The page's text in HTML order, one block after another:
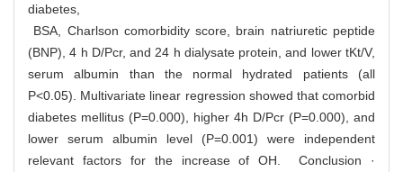
diabetes,
BSA, Charlson comorbidity score, brain natriuretic peptide
(BNP), 4 h D/Pcr, and 24 h dialysate protein, and lower tKt/V,
serum albumin than the normal hydrated patients (all
P<0.05). Multivariate linear regression showed that comorbid
diabetes mellitus (P=0.000), higher 4h D/Pcr (P=0.000), and
lower serum albumin level (P=0.001) were independent
relevant factors for the increase of OH. Conclusion ·